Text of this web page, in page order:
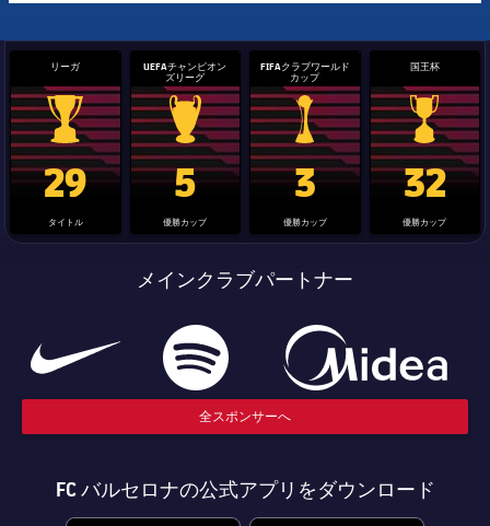
リーガ
La Liga trophy
29
タイトル
UEFAチャンピオン
ズリーグ
Champions League trophy
5
優勝カップ
FIFAクラブワールド
カップ
label.aria.clubworldcup
3
優勝カップ
国王杯
国王杯
32
優勝カップ
メインクラブパートナー
全スポンサーへ
FC バルセロナの公式アプリをダウンロード